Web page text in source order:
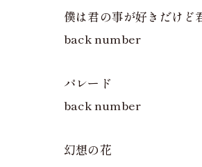
僕は君の事が好きだけど
back number
パレード
back number
幻想の花